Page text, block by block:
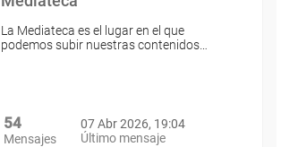
La Mediateca es el lugar en el que
podemos subir nuestras contenidos…
54
Mensajes
07 Abr 2026, 19:04
Último mensaje